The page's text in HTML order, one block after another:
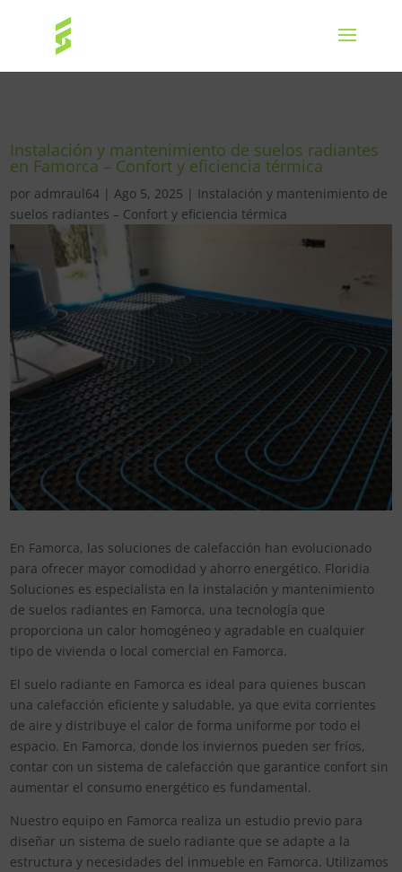
Instalación y mantenimiento de suelos radiantes
en Famorca – Confort y eficiencia térmica
por admraul64 |Ago 5, 2025 | Instalación y mantenimiento de
suelos radiantes – Confort y eficiencia térmica
En Famorca, las soluciones de calefacción han evolucionado
para ofrecer mayor comodidad y ahorro energético. Floridia
Soluciones es especialista en la instalación y mantenimiento
de suelos radiantes en Famorca, una tecnología que
proporciona un calor homogéneo y agradable en cualquier
tipo de vivienda o local comercial en Famorca.
El suelo radiante en Famorca es ideal para quienes buscan
una calefacción eficiente y saludable, ya que evita corrientes
de aire y distribuye el calor de forma uniforme por todo el
espacio. En Famorca, donde los inviernos pueden ser fríos,
contar con un sistema de calefacción que garantice confort sin
aumentar el consumo energético es fundamental.
Nuestro equipo en Famorca realiza un estudio previo para
diseñar un sistema de suelo radiante que se adapte a la
estructura y necesidades del inmueble en Famorca. Utilizamos